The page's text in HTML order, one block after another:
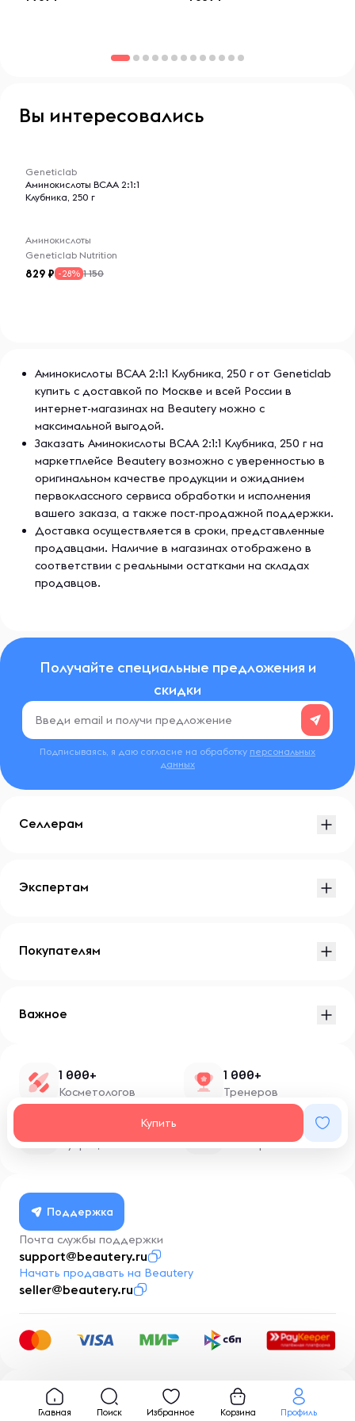
Вы интересовались
Geneticlab
Аминокислоты BCAA 2:1:1
Клубника, 250 г
Аминокислоты
Geneticlab Nutrition
829 -28% 1 150
Аминокислоты BCAA 2:1:1 Клубника, 250 г от Geneticlab
купить с доставкой по Москве и всей России в
интернет-магазинах на Beautery можно с
максимальной выгодой.
Заказать Аминокислоты BCAA 2:1:1 Клубника, 250 г на
маркетплейсе Beautery возможно с уверенностью в
оригинальном качестве продукции и ожиданием
первоклассного сервиса обработки и исполнения
вашего заказа, а также пост-продажной поддержки.
Доставка осуществляется в сроки, представленные
продавцами. Наличие в магазинах отображено в
соответствии с реальными остатками на складах
продавцов.
Получайте специальные предложения и
скидки
Подписываясь, я даю согласие на обработку персональных
данных
Купить
Селлерам
Экспертам
Покупателям
Важное
1 000+
Косметологов
1 000+
Тренеров
Нутрициологов Блоггеров
Поддержка
Почта службы поддержки
support@beautery.ru
Начать продавать на Beautery
seller@beautery.ru
Разработка BusinessMentor.ru
Главная Поиск Избранное Корзина Профиль